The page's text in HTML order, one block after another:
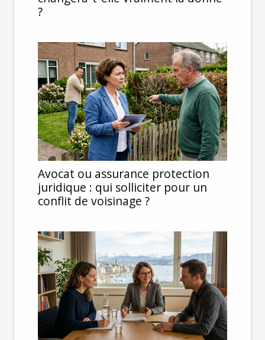
?
Avocat ou assurance protection
juridique : qui solliciter pour un
conflit de voisinage ?